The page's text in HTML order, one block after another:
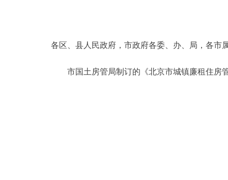
各区、县人民政府，市政府各委、办、局，各市
市国土房管局制订的《北京市城镇廉租住房